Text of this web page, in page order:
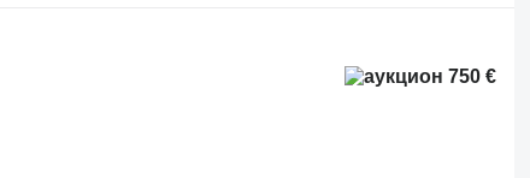
750 €